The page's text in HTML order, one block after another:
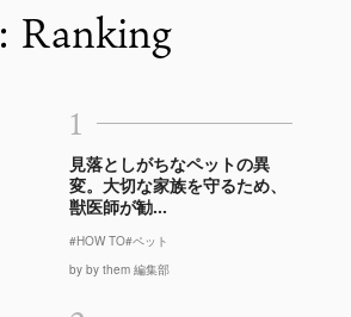
: Ranking
1
見落としがちなペットの異
変。大切な家族を守るため、
獣医師が勧...
#HOW TO#ペット
by by them 編集部